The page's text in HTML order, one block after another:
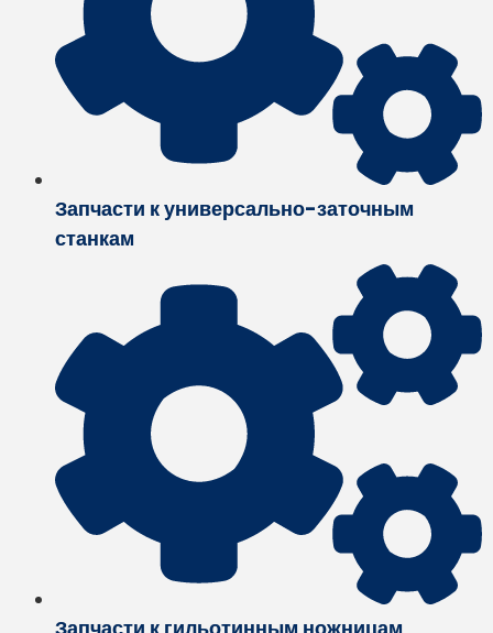
Запчасти к универсально-заточным
станкам